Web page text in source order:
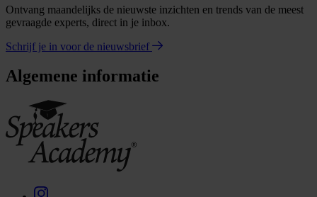
Ontvang maandelijks de nieuwste inzichten en trends van de meest
gevraagde experts, direct in je inbox.
Schrijf je in voor de nieuwsbrief
Algemene informatie